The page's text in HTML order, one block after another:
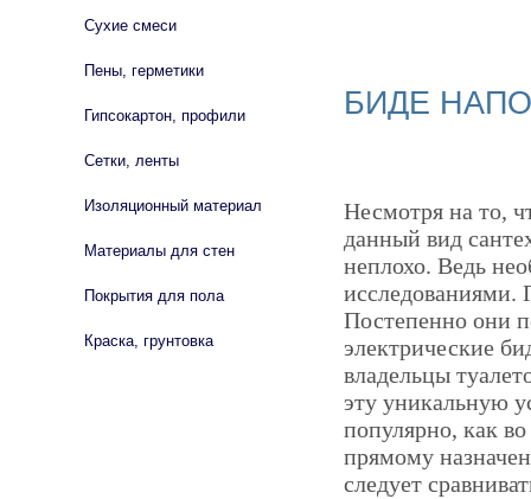
БИДЕ
Несмотря на то,
данный вид
неплохо. Ведь
исследованиями.
Постепенно они
электрические
владельцы
эту уникальную
популярно, как
прямому
следует
Сухие смеси
Пены, герметики
Гипсокартон, профили
Сетки, ленты
Изоляционный материал
Материалы для стен
Покрытия для пола
Краска, грунтовка